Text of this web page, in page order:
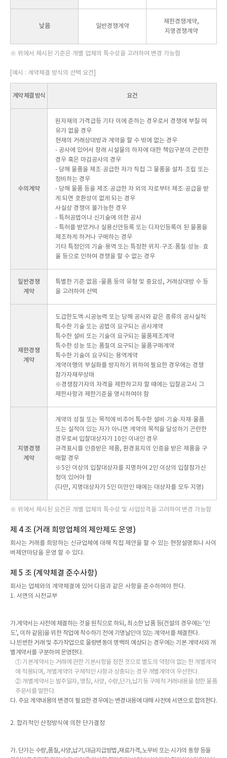
낮음 일반경쟁계약
제한경쟁계약,
지명경쟁계약
※ 위에서 제시된 기준은 개별 업체의 특수성을 고려하여 변경 가능함
[예시 : 계약체결 방식의 선택 요건]
계약 체결 방식 요건
수의계약
원자재의 가격급등 기타 이에 준하는 경우로서 경쟁에 부칠 여
유가 없을 경우
현재의 거래상대방과 계약을 할 수 밖에 없는 경우
- 공사에 있어서 장래 시설물의 하자에 대한 책임구분이 곤란한
경우 혹은 마감공사의 경우
- 당해 물품을 제조·공급한 자가 직접 그 물품을 설치·조립 또는
정비하는 경우
- 당해 물품 등을 제조·공급한 자 외의 자로부터 제조·공급을 받
게 되면 호환성이 없게 되는 경우
사실상 경쟁이 불가능한 경우
- 특허공법이나 신기술에 의한 공사
- 특허를 받았거나 실용신안등록 또는 디자인등록이 된 물품을
제조하게 하거나 구매하는 경우
기타 특정인의 기술·용역 또는 특정한 위치·구조·품질·성능· 효
율 등으로 인하여 경쟁을 할 수 없는 경우
일반경쟁
계약
특별한 기준 없음 -물품 등의 유형 및 중요성, 거래상대방 수 등
을 고려하여 선택
제한경쟁
계약
도급한도액·시공능력 또는 당해 공사와 같은 종류의 공사실적
특수한 기술 또는 공법이 요구되는 공사계약
특수한 설비 또는 기술이 요구되는 물품제조계약
특수한 성능 또는 품질이 요구되는 물품구매계약
특수한 기술이 요구되는 용역계약
계약이행의 부실화를 방지하기 위하여 필요한 경우에는 경쟁
참가자재무상태
※경쟁참가자의 자격을 제한하고자 할 때에는 입찰공고시 그
제한사항과 제한기준을 명시하여야 함
지명경쟁
계약
계약의 성질 또는 목적에 비추어 특수한 설비·기술·자재·물품
또는 실적이 있는 자가 아니면 계약의 목적을 달성하기 곤란한
경우로써 입찰대상자가 10인 이내인 경우
규격표시를 인증받은 제품, 환경표지의 인증을 받은 제품을 구
매할 경우
※5인 이상의 입찰대상자를 지명하여 2인 이상의 입찰참가신
청이 있어야 함
(다만, 지명대상자가 5인 미만인 때에는 대상자를 모두 지명)
※ 위에서 제시된 요건은 개별 업체의 특수성 및 사업성격을 고려하여 변경 가능함
제 4 조 (거래 희망업체의 제안제도 운영)
회사는 거래를 희망하는 신규업체에 대해 직접 제안을 할 수 있는 현장설명회나 사이
버제안마당을 운영 할 수 있다.
제 5 조 (계약체결 준수사항)
회사는 업체와의 계약체결에 있어 다음과 같은 사항을 준수하여야 한다.
1. 서면의 사전교부
가.계약서는 사전에 체결하는 것을 원칙으로 하되, 최소한 납품 등(건설의 경우에는 '인
도', 이하 같음)을 위한 작업에 착수하기 전에 기명날인이 있는 계약서를 체결한다.
나.빈번한 거래 및 추가작업으로 물량변동이 명백히 예상되는 경우에는 기본 계약서와 개
별계약서를 구분하여 운영한다.
① 기본계약서는 거래에 관한 기본사항을 정한 것으로 별도의 약정이 없는 한 개별계약
에 적용되며, 개별계약의 구체적인 사항과 상충되는 경우 개별계약이 우선한다.
② 개별계약서는 발주일자, 명칭, 사양, 수량,단가,납기등 구체적 거래내용을 정한 물품
주문서를 말한다.
다. 주요 계약내용의 변경이 필요한 경우에는 변경내용에 대해 사전에 서면으로 합의한다.
2. 합리적인 산정방식에 의한 단가결정
가. 단가는 수량,품질,사양,납기,대금지급방법,재료가격,노무비 또는 시가의 동향 등을